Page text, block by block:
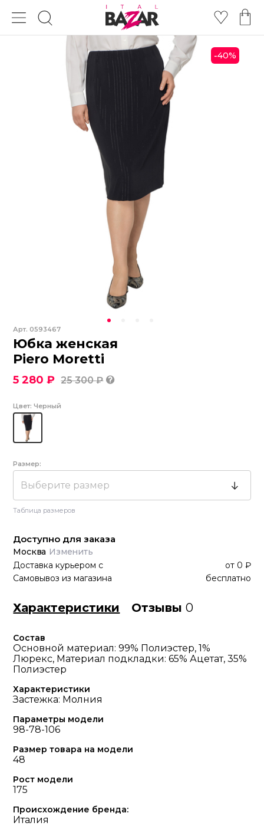
-40%
Арт.0593467
Юбка женская
Piero Moretti
5 280 ₽ 25 300 ₽
Цвет: Черный
Размер:
Выберите размер
Таблица размеров
Доступно для заказа
Москва Изменить
Доставка курьером с от 0 ₽
Самовывоз из магазина
бесплатно
Характеристики Отзывы0
Состав
Основной материал: 99% Полиэстер, 1%
Люрекс, Материал подкладки: 65% Ацетат, 35%
Полиэстер
Характеристики
Застежка: Молния
Параметры модели
98-78-106
Размер товара на модели
48
Рост модели
175
Происхождение бренда:
Италия